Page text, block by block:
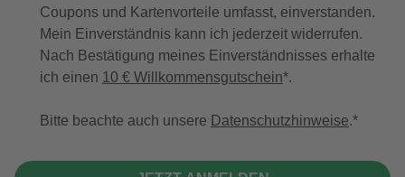
Coupons und Kartenvorteile umfasst, einverstanden.
Mein Einverständnis kann ich jederzeit widerrufen.
Nach Bestätigung meines Einverständnisses erhalte
ich einen 10 € Willkommensgutschein*.
Bitte beachte auch unsere Datenschutzhinweise.